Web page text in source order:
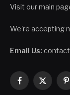
Visit our main
We're accepting
Email Us:
Facebook
X